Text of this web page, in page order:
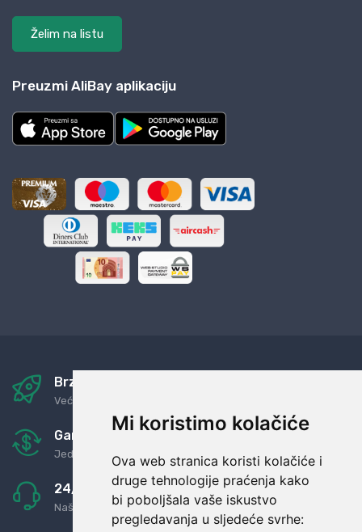
Mi koristimo kolačiće
Ova web stranica koristi kolačiće i
druge tehnologije praćenja kako
bi poboljšala vaše iskustvo
pregledavanja u sljedeće svrhe:
Želim na listu
Preuzmi AliBay aplikaciju
Brza i sigurna dostava
Već za nekoliko dana kod vas
Garancija u povrat novaca
Jednostavno pravilo: Roba za novac
24/7 odlična podrška
Naši agenti uvijek na raspolaganju